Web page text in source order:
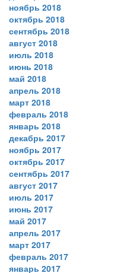
ноябрь 2018
октябрь 2018
сентябрь 2018
август 2018
июль 2018
июнь 2018
май 2018
апрель 2018
март 2018
февраль 2018
январь 2018
декабрь 2017
ноябрь 2017
октябрь 2017
сентябрь 2017
август 2017
июль 2017
июнь 2017
май 2017
апрель 2017
март 2017
февраль 2017
январь 2017